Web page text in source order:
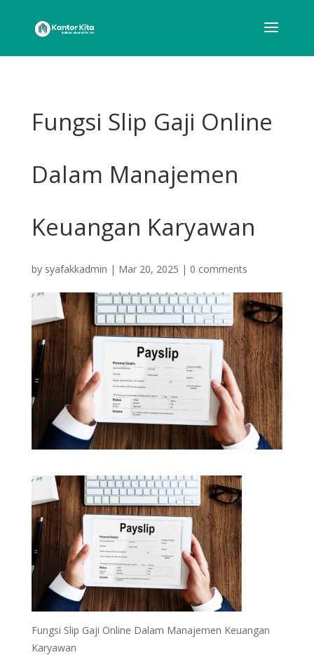
Fungsi Slip Gaji Online
Dalam Manajemen
Keuangan Karyawan
by syafakkadmin | Mar 20, 2025 | 0 comments
Fungsi Slip Gaji Online Dalam Manajemen Keuangan
Karyawan